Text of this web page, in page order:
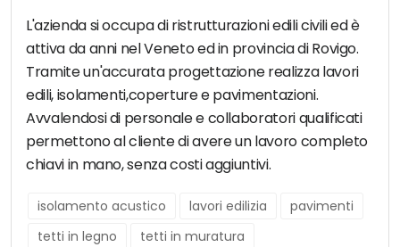
L'azienda si occupa di ristrutturazioni edili civili ed è
attiva da anni nel Veneto ed in provincia di Rovigo.
Tramite un'accurata progettazione realizza lavori
edili, isolamenti,coperture e pavimentazioni.
Avvalendosi di personale e collaboratori qualificati
permettono al cliente di avere un lavoro completo
chiavi in mano, senza costi aggiuntivi.
isolamento acustico lavori edilizia
pavimenti
tetti in legno
tetti in muratura